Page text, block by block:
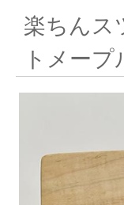
楽ちん
トメープ